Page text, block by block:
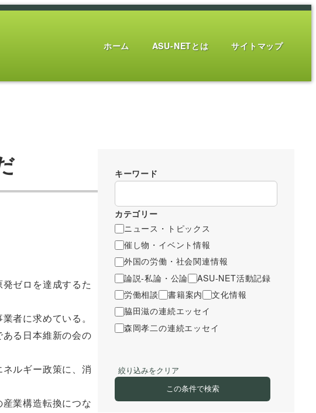
ホーム ASU-NETとは サイトマップ
ゼロを達成するた
者に求めている。
る日本維新の会の
ルギー政策に、消
業構造転換につな
キーワード
カテゴリー
ニュース・トピックス
催し物・イベント情報
外国の労働・社会関連情報
論説-私論・公論
ASU-NET活動記録
労働相談
書籍案内
文化情報
脇田滋の連続エッセイ
森岡孝二の連続エッセイ
絞り込みをクリア
この条件で検索